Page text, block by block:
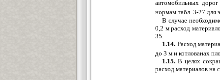
автомобильных дорог
нормам табл. 3-27 для
В случае
0,2 м расход
35.
1.14. Расход
до 3 м и котлованах
1.15. В целях
расход материалов